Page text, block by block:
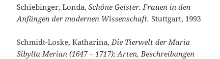
Schiebinger, Londa,Schöne Geister. Frauen in den
Anfängen der modernen Wissenschaft. Stuttgart, 1993
Schmidt-Loske, Katharina, Die Tierwelt der Maria
Sibylla Merian (1647 – 1717); Arten, Beschreibungen